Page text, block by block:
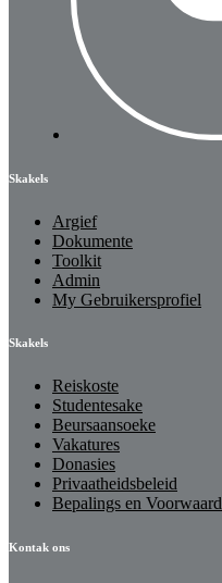
Skakels
Argief
Dokumente
Toolkit
Admin
My Gebruikersprofiel
Skakels
Reiskoste
Studentesake
Beursaansoeke
Vakatures
Donasies
Privaatheidsbeleid
Bepalings en
Kontak ons